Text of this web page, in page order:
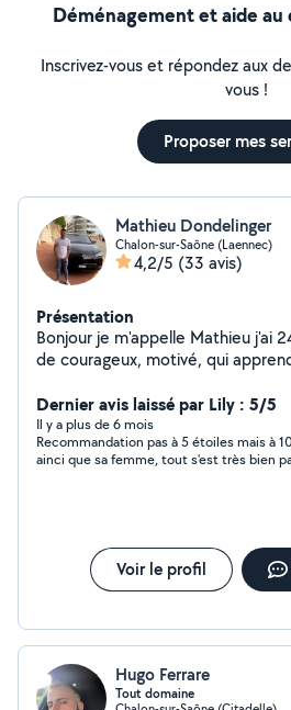
Déménagement et aide au
Inscrivez-vous et répondez aux
vous !
Proposer mes
Mathieu Dondelinger
Chalon-sur-Saône (Laennec)
4,2/5 (33 avis)
Présentation
Bonjour je m'appelle Mathieu j'ai
de courageux, motivé, qui
donner, si vous avez besoin d'aide
appels à mes services
Dernier avis laissé par Lily : 5/5
Il y a plus de 6 mois
Recommandation pas à 5 étoiles mais à
ainci que sa femme, tout s'est très bien
respectives. Très sainstifaite !! Je
sérieux qui a permit un déménagement
mauvaise surprise. Merci beaucoup !!
Voir le profil
Hugo Ferrare
Tout domaine